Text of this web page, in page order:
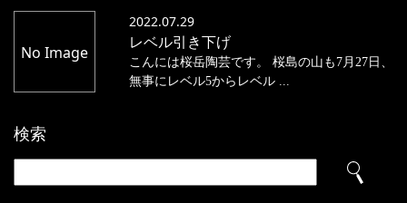
No Image
2022.07.29
レベル引き下げ
こんには桜岳陶芸です。 桜島の山も7月27日、
無事にレベル5からレベル ...
検索